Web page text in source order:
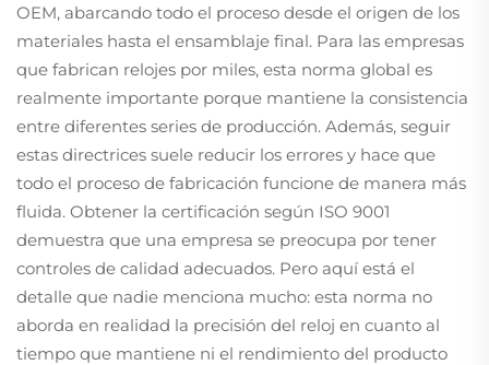
OEM, abarcando todo el proceso desde el origen de los
materiales hasta el ensamblaje final. Para las empresas
que fabrican relojes por miles, esta norma global es
realmente importante porque mantiene la consistencia
entre diferentes series de producción. Además, seguir
estas directrices suele reducir los errores y hace que
todo el proceso de fabricación funcione de manera más
fluida. Obtener la certificación según ISO 9001
demuestra que una empresa se preocupa por tener
controles de calidad adecuados. Pero aquí está el
detalle que nadie menciona mucho: esta norma no
aborda en realidad la precisión del reloj en cuanto al
tiempo que mantiene ni el rendimiento del producto